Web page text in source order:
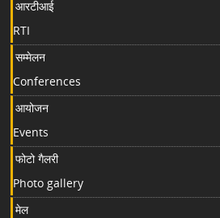
आरटीआई
RTI
सम्मेलन
Conferences
आयोजन
Events
फोटो गैलरी
Photo gallery
मेल